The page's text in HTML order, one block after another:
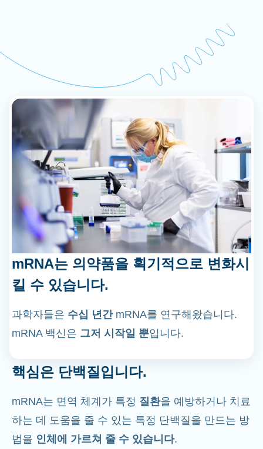
mRNA는 의약품을 획기적으로 변화시
킬 수 있습니다.
과학자들은 수십 년간 mRNA를 연구해왔습니다.
mRNA 백신은 그저 시작일 뿐입니다.
핵심은 단백질입니다.
mRNA는 면역 체계가 특정 질환을 예방하거나 치료
하는 데 도움을 줄 수 있는 특정 단백질을 만드는 방
법을 인체에 가르쳐 줄 수 있습니다.